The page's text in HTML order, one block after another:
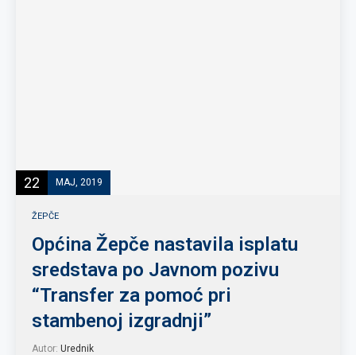
22 MAJ, 2019
ŽEPČE
Općina Žepče nastavila isplatu
sredstava po Javnom pozivu
“Transfer za pomoć pri
stambenoj izgradnji”
Autor: Urednik